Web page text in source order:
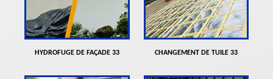
HYDROFUGE DE FAÇADE 33 CHANGEMENT DE TUILE 33